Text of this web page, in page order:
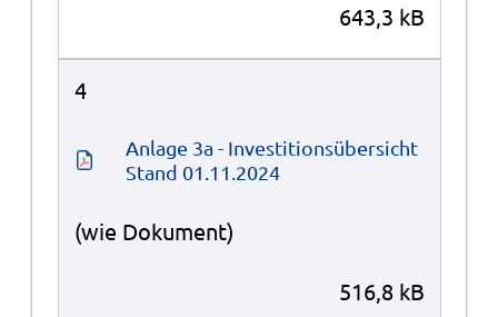
643,3 kB
4
Anlage 3a - Investitionsübersicht
Stand 01.11.2024
(wie Dokument)
516,8 kB